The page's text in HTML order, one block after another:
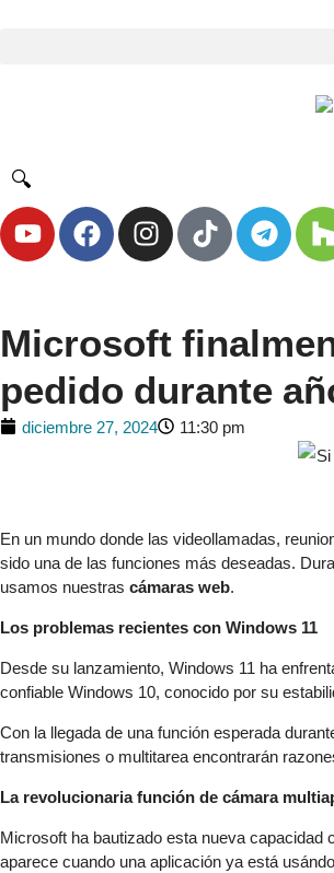
🔍
Microsoft
pedido durante
diciembre 27, 2024 11:30 pm
En un mundo donde las videollamadas,
sido una de las funciones más deseadas.
usamos nuestras cámaras web.
Los problemas recientes con Windows 11
Desde su lanzamiento, Windows 11 ha
confiable Windows 10, conocido por su
Con la llegada de una función esperada
transmisiones o multitarea encontrarán
La revolucionaria función de cámara
Microsoft ha bautizado esta nueva capacidad
aparece cuando una aplicación ya está